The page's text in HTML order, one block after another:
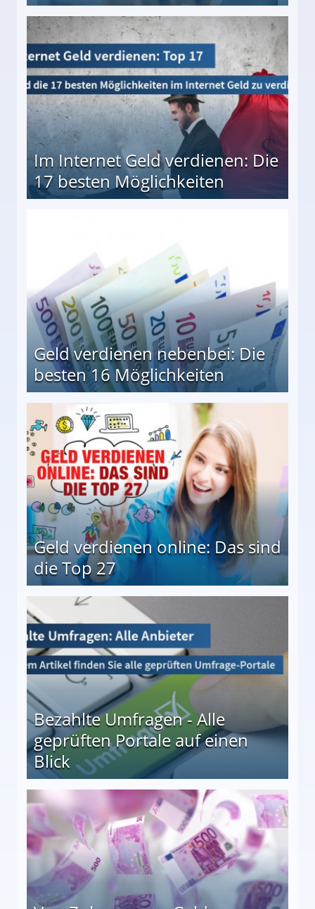
besten Möglichkeiten
Im Internet Geld verdienen: Die
17 besten Möglichkeiten
Geld verdienen nebenbei: Die
besten 16 Möglichkeiten
Geld verdienen online: Das sind
die Top 27
Bezahlte Umfragen - Alle
geprüften Portale auf einen
Blick
auf einen Blick